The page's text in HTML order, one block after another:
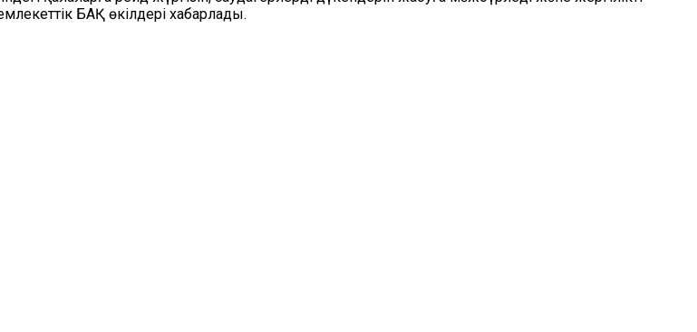
БАҚ өкілдері хабарлады.